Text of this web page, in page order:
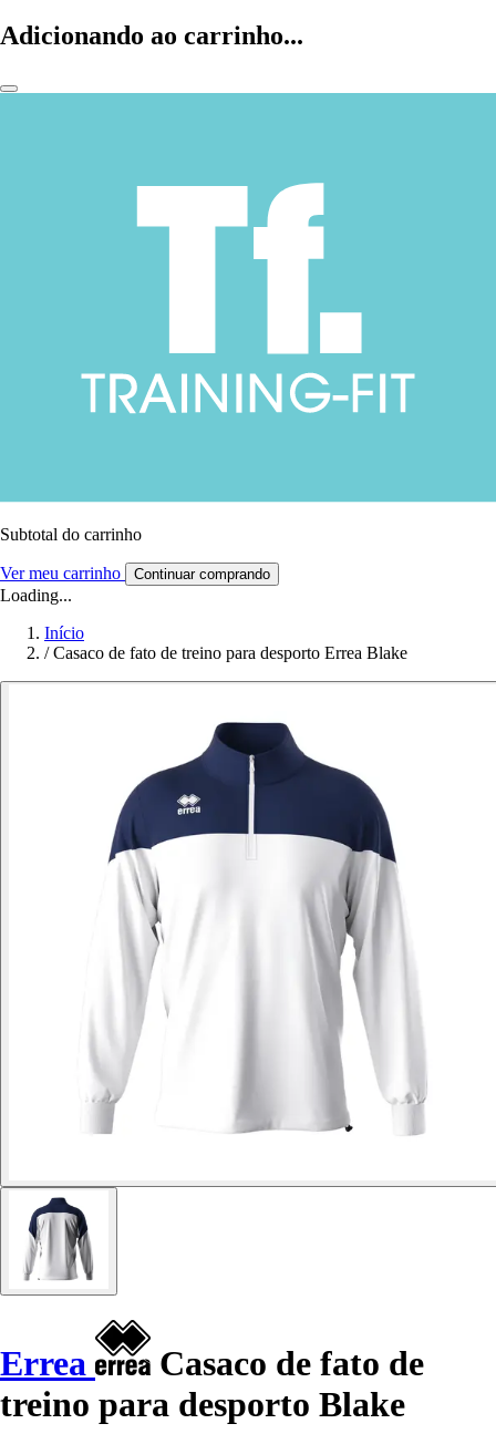
Adicionando ao carrinho...
Subtotal do carrinho
Ver meu carrinho Continuar comprando
Loading...
Início
/ Casaco de fato de treino para desporto Errea Blake
Errea
Casaco de fato de
treino para desporto Blake